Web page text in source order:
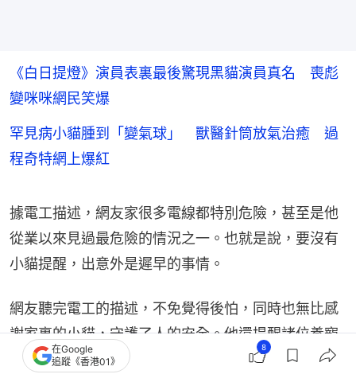
《白日提燈》演員表裏最後驚現黑貓演員真名 喪彪
變咪咪網民笑爆
罕見病小貓腫到「變氣球」 獸醫針筒放氣治癒 過
程奇特網上爆紅
據電工描述，網友家很多電線都特別危險，甚至是他
從業以來見過最危險的情況之一。也就是說，要沒有
小貓提醒，出意外是遲早的事情。
網友聽完電工的描述，不免覺得後怕，同時也無比感
謝家裏的小貓，守護了人的安全。他還提醒諸位養寵
人：
在Google
追蹤《香港01》
8